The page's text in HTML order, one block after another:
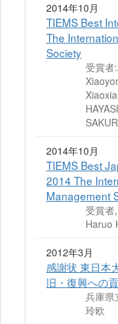
2014年10月
TIEMS Best
The
Society
受賞者
2014年10月
TIEMS Best
2014 The
Management
受賞者
Haruo
2012年3月
感謝状 東日本
旧・復興への
兵庫県
玲欧